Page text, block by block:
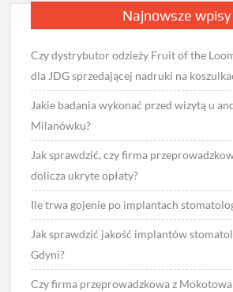
Najnowsze wpisy
Czy dystrybutor odzieży Fruit of the
dla JDG sprzedającej nadruki na
Jakie badania wykonać przed wizytą u
Milanówku?
Jak sprawdzić, czy firma
dolicza ukryte opłaty?
Ile trwa gojenie po implantach
Jak sprawdzić jakość implantów
Gdyni?
Czy firma przeprowadzkowa z